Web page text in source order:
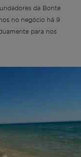
da Bonte
no negócio há 9
para nos